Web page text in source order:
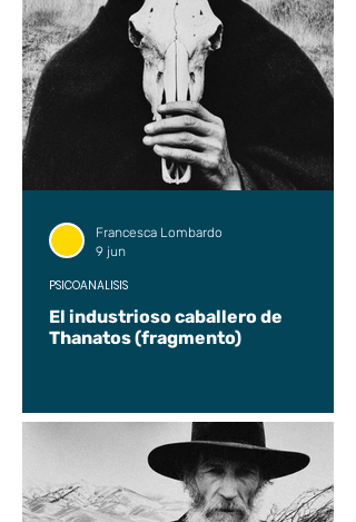
El industrioso caballero de
Thanatos (fragmento)
PSICOANÁLISIS
Francesca Lombardo
9 jun